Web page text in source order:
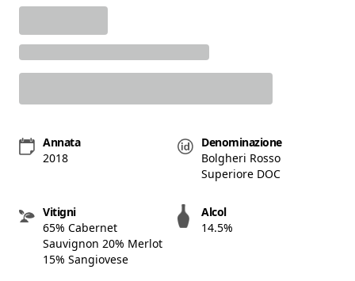
Annata
2018
Denominazione
Bolgheri Rosso
Superiore DOC
Vitigni
65% Cabernet
Sauvignon 20% Merlot
15% Sangiovese
Alcol
14.5%